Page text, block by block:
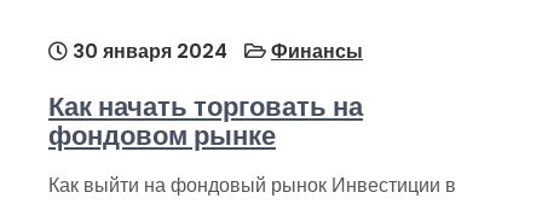
30 января 2024 Финансы
Как начать торговать на
фондовом рынке
Как выйти на фондовый рынок Инвестиции в